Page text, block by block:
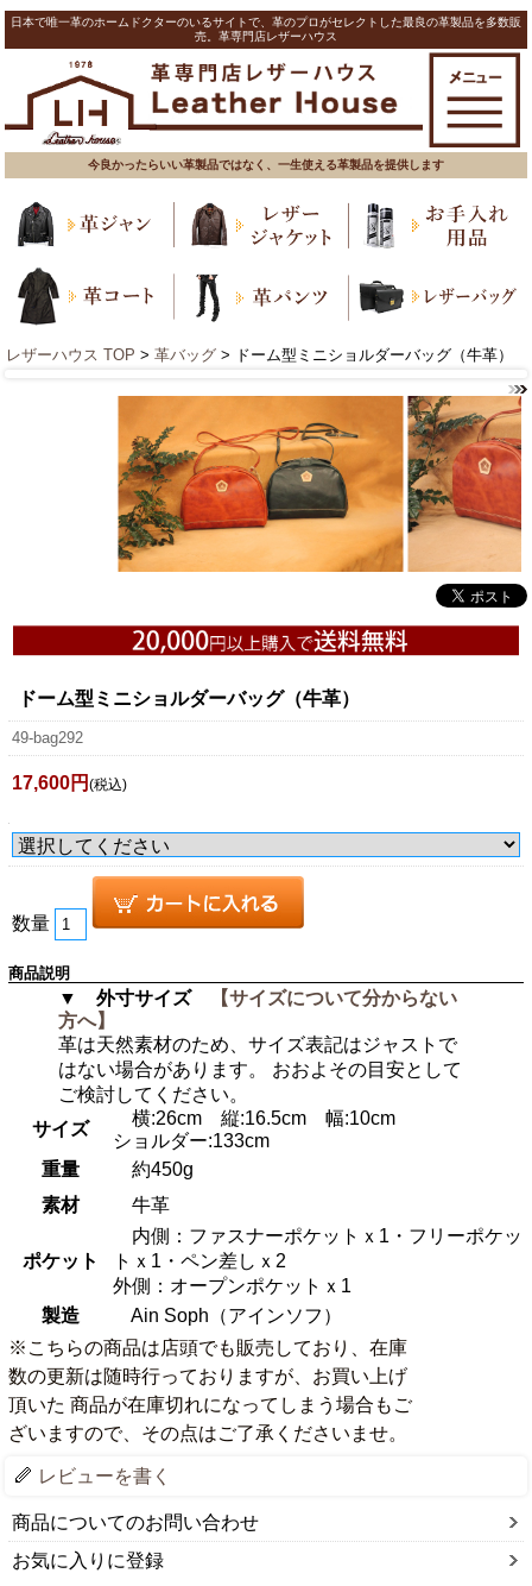
日本で唯一革のホームドクターのいるサイトで、革のプロがセレクトした最良の革製品を多数販
売。革専門店レザーハウス
今良かったらいい革製品ではなく、一生使える革製品を提供します
レザーハウス TOP > 革バッグ > ドーム型ミニショルダーバッグ（牛革）
ドーム型ミニショルダーバッグ（牛革）
49-bag292
17,600円 (税込)
数量
商品説明
▼ 外寸サイズ
【サイズについて分からない
方へ】
革は天然素材のため、サイズ表記はジャストで
はない場合があります。 おおよその目安として
ご検討してください。
サイズ
横:26cm 縦:16.5cm 幅:10cm
ショルダー:133cm
重量
約450g
素材
牛革
ポケット
内側：ファスナーポケットｘ1・フリーポケッ
トｘ1・ペン差しｘ2
外側：オープンポケットｘ1
製造
Ain Soph（アインソフ）
※こちらの商品は店頭でも販売しており、在庫
数の更新は随時行っておりますが、お買い上げ
頂いた 商品が在庫切れになってしまう場合もご
ざいますので、その点はご了承くださいませ。
レビューを書く
商品についてのお問い合わせ
お気に入りに登録